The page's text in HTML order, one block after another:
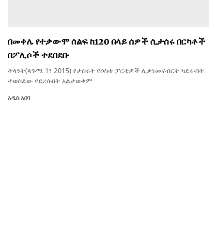
በመቀሌ የተቃውሞ ሰልፍ ከ120 በላይ ሰዎች ሲታሰሩ በርካቶች
በፖሊሶች ተደበደቡ
ትላንት(ጳጉሜ 1፣ 2015) የታሰሩት የሶስቱ ፓርቲዎች ሊቃነመናብርት ካደሩብት
ተወስደው የደረሱበት አልታወቀም
አዲስ አበባ